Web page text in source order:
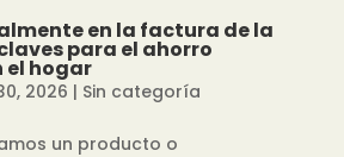
en la factura de la
para el ahorro
el hogar
2026 | Sin categoría
un producto o